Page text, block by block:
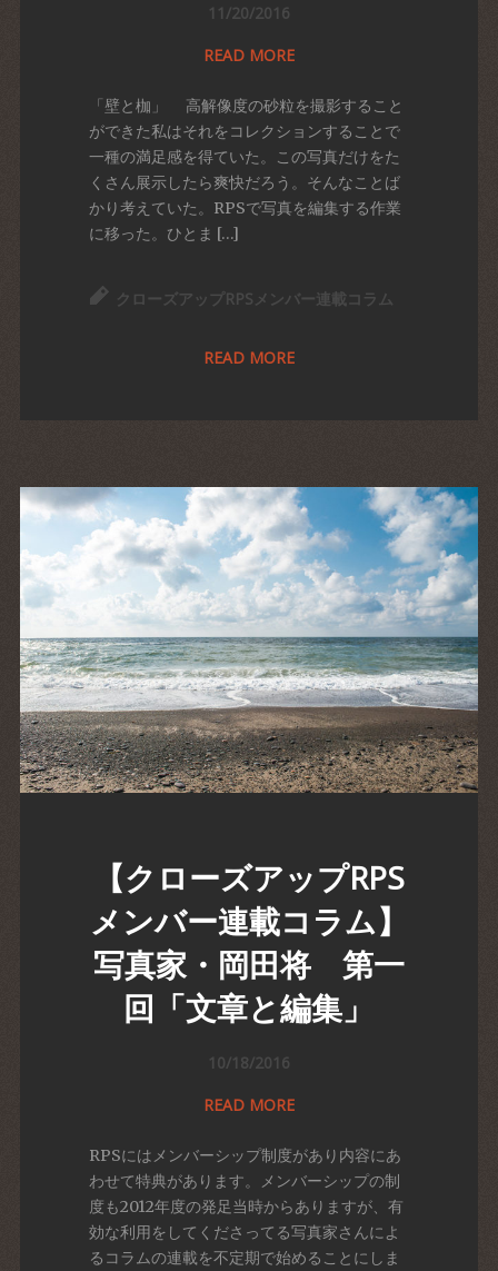
11/20/2016
READ MORE
「壁と枷」 高解像度の砂粒を撮影すること
ができた私はそれをコレクションすることで
一種の満足感を得ていた。この写真だけをた
くさん展示したら爽快だろう。そんなことば
かり考えていた。RPSで写真を編集する作業
に移った。ひとま […]
クローズアップRPSメンバー連載コラム
READ MORE
【クローズアップRPS
メンバー連載コラム】
写真家・岡田将 第一
回「文章と編集」
10/18/2016
READ MORE
RPSにはメンバーシップ制度があり内容にあ
わせて特典があります。メンバーシップの制
度も2012年度の発足当時からありますが、有
効な利用をしてくださってる写真家さんによ
るコラムの連載を不定期で始めることにしま